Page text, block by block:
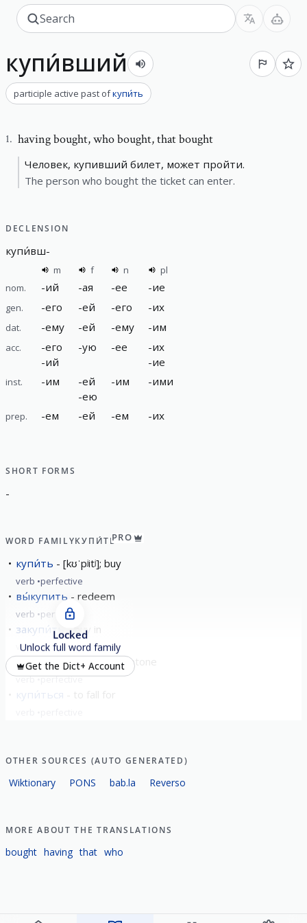
купи́вший
participle active past ofкупи́ть
1. having bought,who bought, that bought
Человек, купивший билет, может пройти.
The person who bought the ticket can enter.
DECLENSION
купи́вш-
m f n
pl
nom.
-ий -ая -ее -ие
gen. -его -ей -его -их
dat. -ему -ей -ему -им
acc. -его
-ий
-ую -ее -их
-ие
inst. -им -ей
-ею
-им -ими
prep. -ем -ей -ем -их
SHORT FORMS
-
WORD FAMILYКУПИ́ТЬPRO
купи́ть [kʊˈpʲitʲ]; buy
verb perfective
вы́купить redeem
verb perfective
закупи́ть buy in
verb perfective
искупи́ть to redeem/atone
verb perfective
купи́ться
Locked
Unlock full word family
Get the Dict+ Account
OTHER SOURCES (AUTO GENERATED)
Wiktionary PONS bab.la Reverso
MORE ABOUT THE TRANSLATIONS
bought having that who